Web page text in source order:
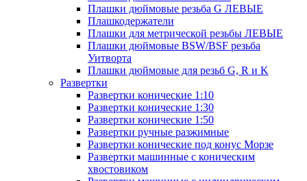
Плашки дюймовые резьба G ЛЕВЫЕ
Плашкодержатели
Плашки для метрической резьбы ЛЕВЫЕ
Плашки дюймовые BSW/BSF резьба
Уитворта
Плашки дюймовые для резьб G, R и K
Развертки
Развертки конические 1:10
Развертки конические 1:30
Развертки конические 1:50
Развертки ручные разжимные
Развертки конические под конус Морзе
Развертки машинные с коническим
хвостовиком